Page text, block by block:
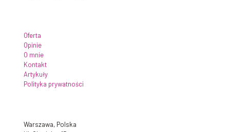
Oferta
Opinie
O mnie
Kontakt
Artykuły
Polityka prywatności
Warszawa, Polska